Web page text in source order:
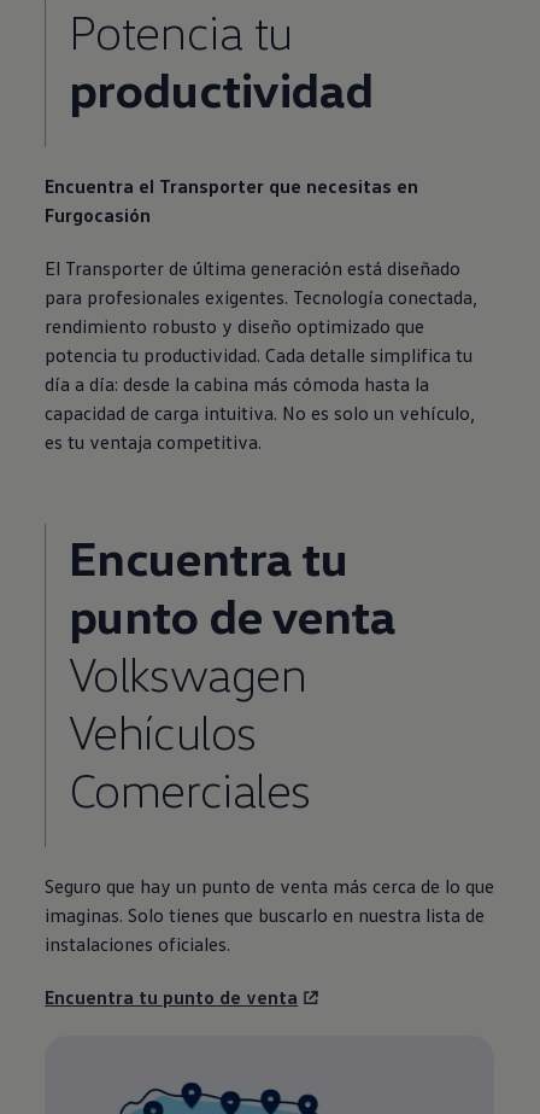
Potencia tu
productividad
Encuentra el Transporter que necesitas en
Furgocasión
El Transporter de última generación está diseñado
para profesionales exigentes. Tecnología conectada,
rendimiento robusto y diseño optimizado que
potencia tu productividad. Cada detalle simplifica tu
día a día: desde la cabina más cómoda hasta la
capacidad de carga intuitiva. No es solo un vehículo,
es tu ventaja competitiva.
Encuentra tu
punto de venta
Volkswagen
Vehículos
Comerciales
Seguro que hay un punto de venta más cerca de lo que
imaginas. Solo tienes que buscarlo en nuestra lista de
instalaciones oficiales.
Encuentra tu punto de venta